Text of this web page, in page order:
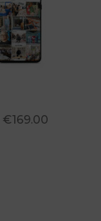
€169.00